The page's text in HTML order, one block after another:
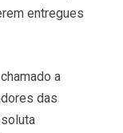
entregues
a
das